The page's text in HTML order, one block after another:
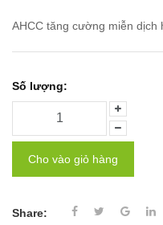
AHCC tăng cường miễn
Số lượng:
Cho vào giỏ hàng
Share: